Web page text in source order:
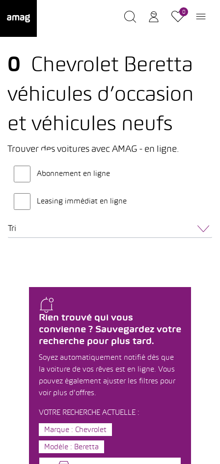
0
0
Chevrolet Beretta
véhicules d’occasion
et véhicules neufs
Trouver des voitures avec AMAG - en ligne.
Abonnement en ligne
Leasing immédiat en ligne
Tri
Rien trouvé qui vous
convienne ? Sauvegardez votre
recherche pour plus tard.
Soyez automatiquement notifié dès que
la voiture de vos rêves est en ligne. Vous
pouvez également ajuster les filtres pour
voir plus d'offres.
VOTRE RECHERCHE ACTUELLE :
Marque : Chevrolet
Modèle : Beretta